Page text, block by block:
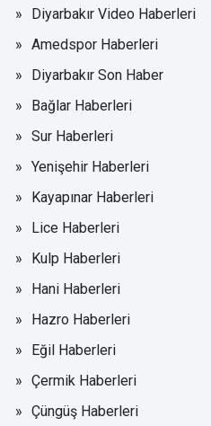
Diyarbakır Video Haberleri
Amedspor Haberleri
Diyarbakır Son Haber
Bağlar Haberleri
Sur Haberleri
Yenişehir Haberleri
Kayapınar Haberleri
Lice Haberleri
Kulp Haberleri
Hani Haberleri
Hazro Haberleri
Eğil Haberleri
Çermik Haberleri
Çüngüş Haberleri